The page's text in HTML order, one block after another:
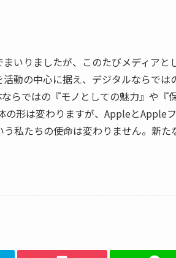
いりましたが、このたびメディアと
動の中心に据え、デジタルならでは
らではの『モノとしての魅力』や『
形は変わりますが、AppleとApple
私たちの使命は変わりません。新た